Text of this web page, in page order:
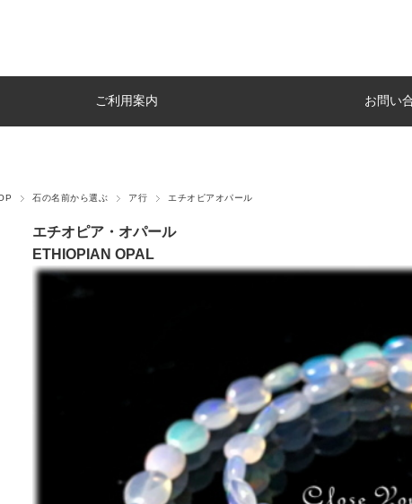
ご利用案内 お問い
石の名前から選ぶ ア行 エチオピアオパール
エチオピア・オパール
ETHIOPIAN OPAL